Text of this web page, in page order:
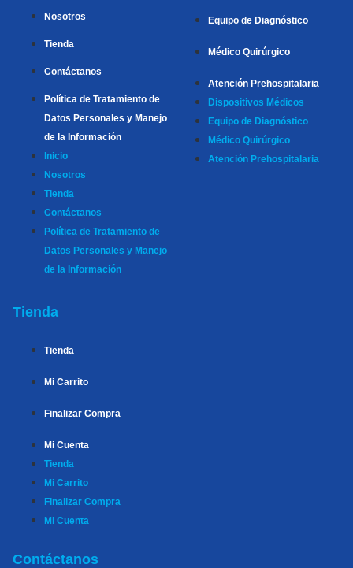
Nosotros
Tienda
Contáctanos
Política de Tratamiento de
Datos Personales y Manejo
de la Información
Inicio
Nosotros
Tienda
Contáctanos
Política de Tratamiento de
Datos Personales y Manejo
de la Información
Equipo de Diagnóstico
Médico Quirúrgico
Atención Prehospitalaria
Dispositivos Médicos
Equipo de Diagnóstico
Médico Quirúrgico
Atención Prehospitalaria
Tienda
Tienda
Mi Carrito
Finalizar Compra
Mi Cuenta
Tienda
Mi Carrito
Finalizar Compra
Mi Cuenta
Contáctanos